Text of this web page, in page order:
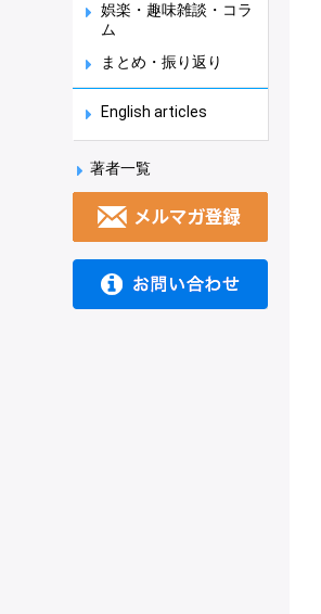
娯楽・趣味雑談・コラ
ム
まとめ・振り返り
English articles
著者一覧